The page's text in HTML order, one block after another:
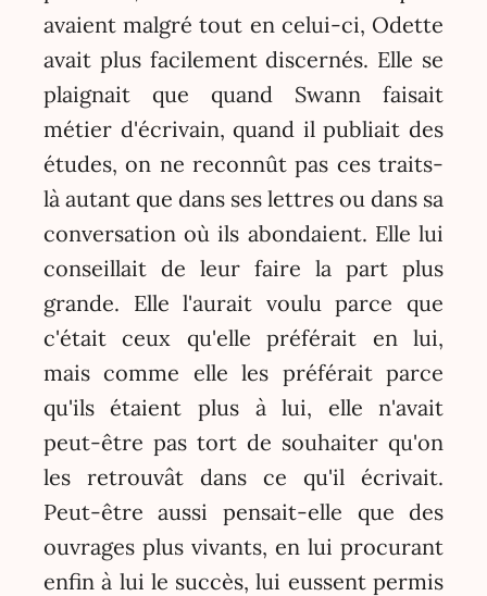
avaient malgré tout en celui-ci, Odette
avait plus facilement discernés. Elle se
plaignait que quand Swann faisait
métier d'écrivain, quand il publiait des
études, on ne reconnût pas ces traits-
là autant que dans ses lettres ou dans sa
conversation où ils abondaient. Elle lui
conseillait de leur faire la part plus
grande. Elle l'aurait voulu parce que
c'était ceux qu'elle préférait en lui,
mais comme elle les préférait parce
qu'ils étaient plus à lui, elle n'avait
peut-être pas tort de souhaiter qu'on
les retrouvât dans ce qu'il écrivait.
Peut-être aussi pensait-elle que des
ouvrages plus vivants, en lui procurant
enfin à lui le succès, lui eussent permis